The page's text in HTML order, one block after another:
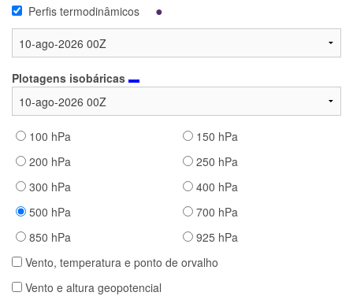
Perfis termodinâmicos ●
Plotagens isobáricas ▬
100 hPa
150 hPa
200 hPa
250 hPa
300 hPa
400 hPa
500 hPa
700 hPa
850 hPa
925 hPa
Vento, temperatura e ponto de orvalho
Vento e altura geopotencial